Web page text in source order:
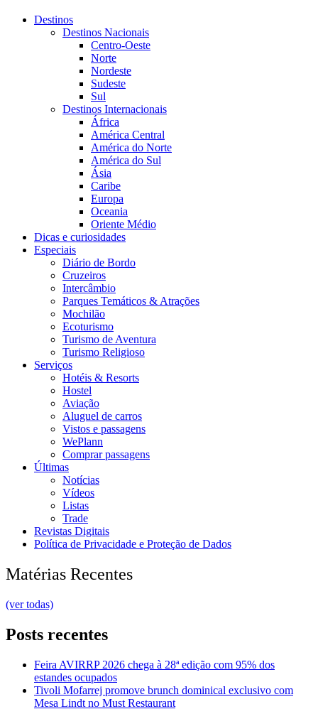
Destinos
Destinos Nacionais
Centro-Oeste
Norte
Nordeste
Sudeste
Sul
Destinos Internacionais
África
América Central
América do Norte
América do Sul
Ásia
Caribe
Europa
Oceania
Oriente Médio
Dicas e curiosidades
Especiais
Diário de Bordo
Cruzeiros
Intercâmbio
Parques Temáticos & Atrações
Mochilão
Ecoturismo
Turismo de Aventura
Turismo Religioso
Serviços
Hotéis & Resorts
Hostel
Aviação
Aluguel de carros
Vistos e passagens
WePlann
Comprar passagens
Últimas
Notícias
Vídeos
Listas
Trade
Revistas Digitais
Política de Privacidade e Proteção de Dados
Matérias Recentes
(ver todas)
Posts recentes
Feira AVIRRP 2026 chega à 28ª edição com 95% dos
estandes ocupados
Tivoli Mofarrej promove brunch dominical exclusivo com
Mesa Lindt no Must Restaurant